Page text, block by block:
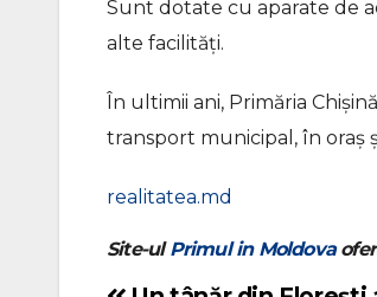
Sunt dotate cu aparate de
alte facilități.
În ultimii ani, Primăria
transport municipal, în oraș
realitatea.md
Site-ulPrimul in Moldova